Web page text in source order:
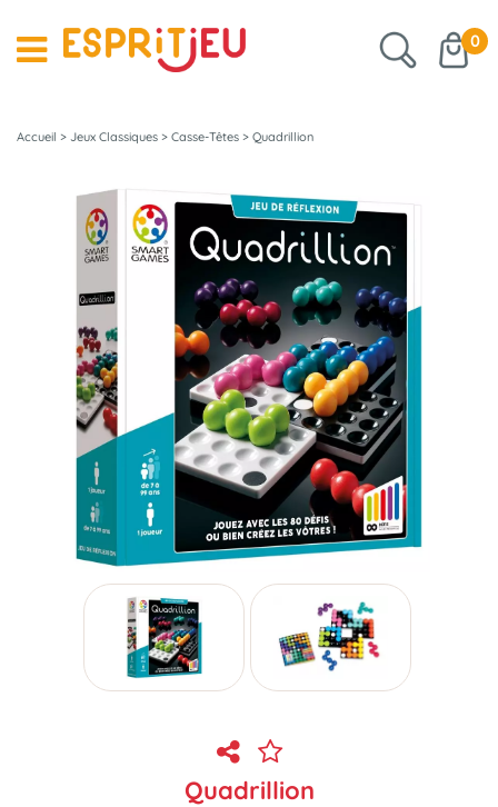
0
Accueil > Jeux Classiques > Casse-Têtes > Quadrillion
Quadrillion